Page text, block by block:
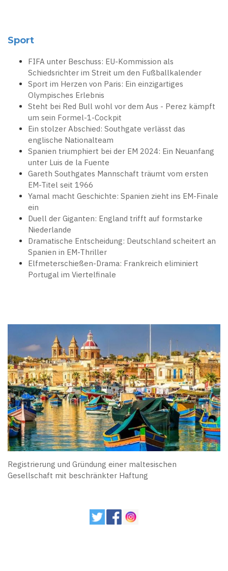
Sport
FIFA unter Beschuss: EU-Kommission als
Schiedsrichter im Streit um den Fußballkalender
Sport im Herzen von Paris: Ein einzigartiges
Olympisches Erlebnis
Steht bei Red Bull wohl vor dem Aus - Perez kämpft
um sein Formel-1-Cockpit
Ein stolzer Abschied: Southgate verlässt das
englische Nationalteam
Spanien triumphiert bei der EM 2024: Ein Neuanfang
unter Luis de la Fuente
Gareth Southgates Mannschaft träumt vom ersten
EM-Titel seit 1966
Yamal macht Geschichte: Spanien zieht ins EM-Finale
ein
Duell der Giganten: England trifft auf formstarke
Niederlande
Dramatische Entscheidung: Deutschland scheitert an
Spanien in EM-Thriller
Elfmeterschießen-Drama: Frankreich eliminiert
Portugal im Viertelfinale
Registrierung und Gründung einer maltesischen
Gesellschaft mit beschränkter Haftung